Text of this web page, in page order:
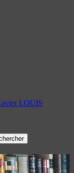
LOUIS